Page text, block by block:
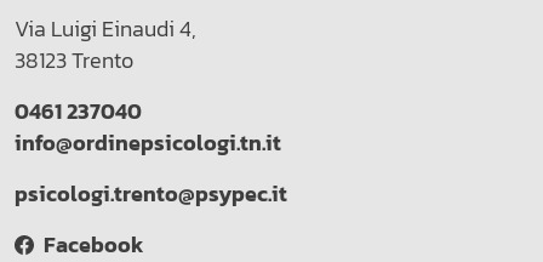
Via Luigi Einaudi 4,
38123 Trento
0461 237040
info@ordinepsicologi.tn.it
psicologi.trento@psypec.it
Facebook